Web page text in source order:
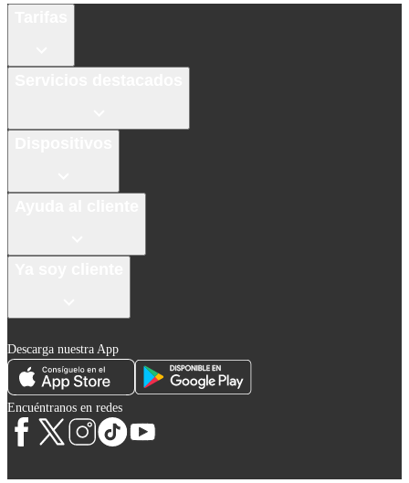
Descarga nuestra App
Encuéntranos en redes